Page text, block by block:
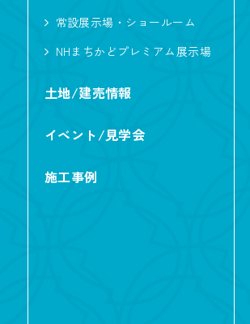
常設展示場・ショールーム
NHまちかどプレミアム展示場
土地/建売情報
イベント/見学会
施工事例